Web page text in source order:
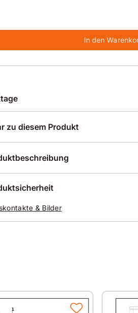
In den
zu diesem Produkt
DX300007
- Stellring Ø25mm schwarz
& Bilder